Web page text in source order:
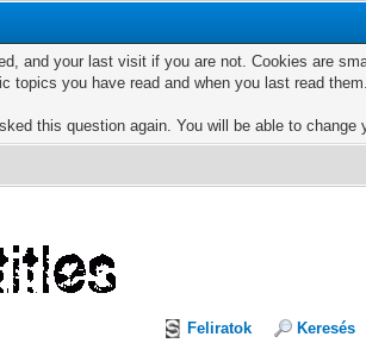
and your last visit if you are not. Cookies are
you have read and when you last read
this question again. You will be able to
Feliratok Keresés